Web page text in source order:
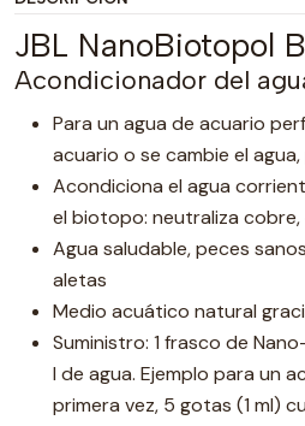
JBL NanoBiotopol
Acondicionador del
Para un agua de acuario
acuario o se cambie el
Acondiciona el agua
el biotopo: neutraliza
Agua saludable, peces
aletas
Medio acuático natural
Suministro: 1 frasco de
l de agua. Ejemplo para un
primera vez, 5 gotas (1 ml)